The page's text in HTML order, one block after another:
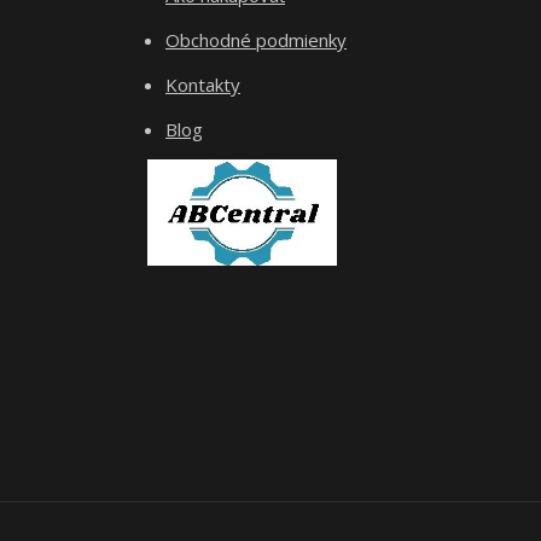
Obchodné podmienky
Kontakty
Blog